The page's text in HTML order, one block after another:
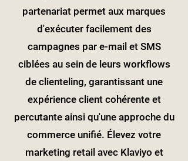
partenariat permet aux marques
d'exécuter facilement des
campagnes par e-mail et SMS
ciblées au sein de leurs workflows
de clienteling, garantissant une
expérience client cohérente et
percutante ainsi qu'une approche du
commerce unifié. Élevez votre
marketing retail avec Klaviyo et